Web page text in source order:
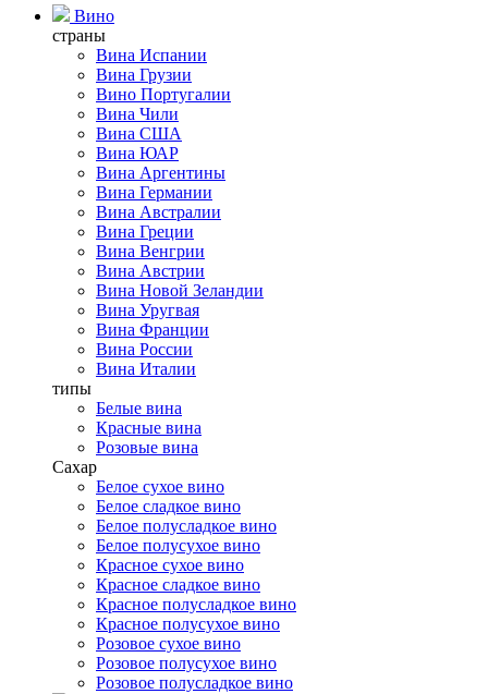
Вино
страны
Вина Испании
Вина Грузии
Вино Португалии
Вина Чили
Вина США
Вина ЮАР
Вина Аргентины
Вина Германии
Вина Австралии
Вина Греции
Вина Венгрии
Вина Австрии
Вина Новой Зеландии
Вина Уругвая
Вина Франции
Вина России
Вина Италии
типы
Белые вина
Красные вина
Розовые вина
Сахар
Белое сухое вино
Белое сладкое вино
Белое полусладкое вино
Белое полусухое вино
Красное сухое вино
Красное сладкое вино
Красное полусладкое вино
Красное полусухое вино
Розовое сухое вино
Розовое полусухое вино
Розовое полусладкое вино